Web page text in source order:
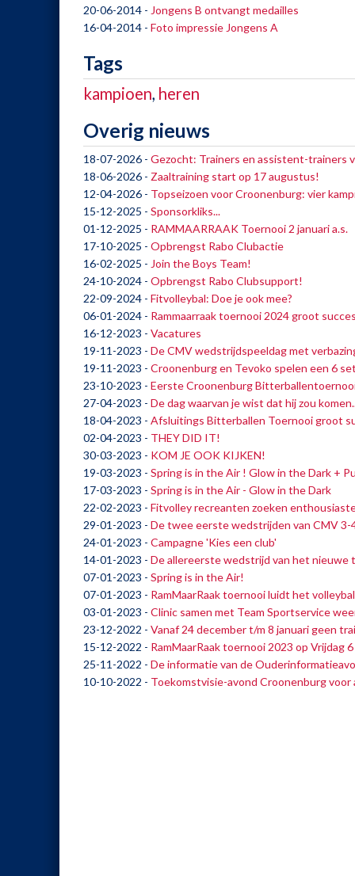
20-06-2014 - Jongens B ontvangt medailles
16-04-2014 - Foto impressie Jongens A
Tags
kampioen, heren
Overig nieuws
18-07-2026 - Gezocht: Trainers en assistent-trainers
18-06-2026 - Zaaltraining start op 17 augustus!
12-04-2026 - Topseizoen voor Croonenburg: vier
15-12-2025 - Sponsorkliks...
01-12-2025 - RAMMAARRAAK Toernooi 2 januari a.s.
17-10-2025 - Opbrengst Rabo Clubactie
16-02-2025 - Join the Boys Team!
24-10-2024 - Opbrengst Rabo Clubsupport!
22-09-2024 - Fitvolleybal: Doe je ook mee?
06-01-2024 - Rammaarraak toernooi 2024 groot
16-12-2023 - Vacatures
19-11-2023 - De CMV wedstrijdspeeldag met
19-11-2023 - Croonenburg en Tevoko spelen een 6
23-10-2023 - Eerste Croonenburg
27-04-2023 - De dag waarvan je wist dat hij zou
18-04-2023 - Afsluitings Bitterballen Toernooi groot
02-04-2023 - THEY DID IT!
30-03-2023 - KOM JE OOK KIJKEN!
19-03-2023 - Spring is in the Air ! Glow in the Dark +
17-03-2023 - Spring is in the Air - Glow in the Dark
22-02-2023 - Fitvolley recreanten zoeken
29-01-2023 - De twee eerste wedstrijden van CMV 3-
24-01-2023 - Campagne 'Kies een club'
14-01-2023 - De allereerste wedstrijd van het nieuwe
07-01-2023 - Spring is in the Air!
07-01-2023 - RamMaarRaak toernooi luidt het
03-01-2023 - Clinic samen met Team Sportservice
23-12-2022 - Vanaf 24 december t/m 8 januari geen
15-12-2022 - RamMaarRaak toernooi 2023 op Vrijdag
25-11-2022 - De informatie van de
10-10-2022 - Toekomstvisie-avond Croonenburg voor